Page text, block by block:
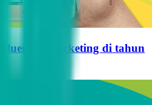
Marketing di tahun